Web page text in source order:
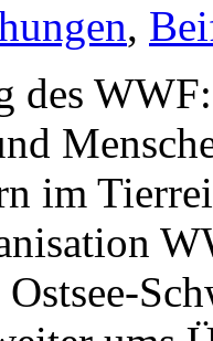
,
des
im
Ostsee-